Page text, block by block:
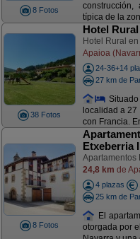
8 Fotos
típica de la
38 Fotos
Hotel
Hotel Rural en
Apaioa
24-36+14
27 km de
localidad a
con Francia.
8 Fotos
Etxeberria I
Apartamentos
24,8 km de
4 plazas
25 km de
El
otorgada por